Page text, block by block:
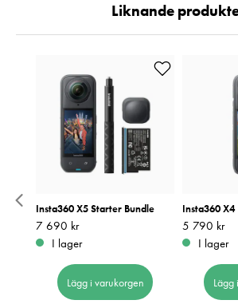
Liknande
Insta360 X5 Starter Bundle
Pris:7 690 kr
7 690 kr
I lager
Lägg i varukorgen
Insta360 X4
Pris:5 790 kr
5 790 kr
I lager
Lägg